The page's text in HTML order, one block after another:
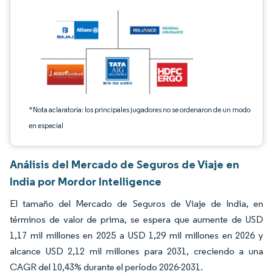
*Nota aclaratoria: los principales jugadores no se ordenaron de un modo
en especial
Análisis del Mercado de Seguros de Viaje en
India por Mordor Intelligence
El tamaño del Mercado de Seguros de Viaje de India, en
términos de valor de prima, se espera que aumente de USD
1,17 mil millones en 2025 a USD 1,29 mil millones en 2026 y
alcance USD 2,12 mil millones para 2031, creciendo a una
CAGR del 10,43% durante el período 2026-2031.